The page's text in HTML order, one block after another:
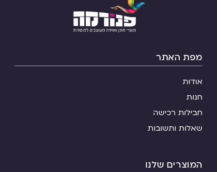
מפת האתר
אודות
חנות
חבילות רכישה
שאלות ותשובות
המוצרים שלנו